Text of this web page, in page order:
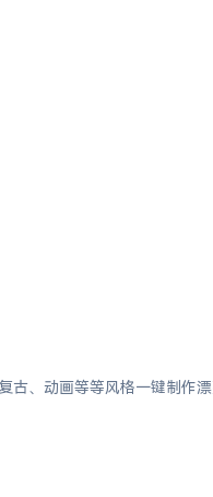
、动画等等风格一键制作漂